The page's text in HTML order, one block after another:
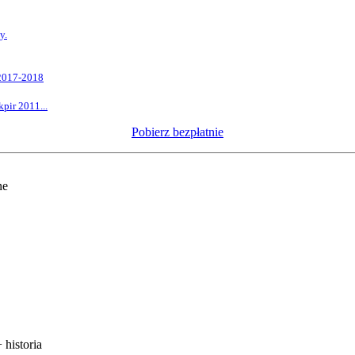
2018
2011...
Pobierz bezpłatnie
historia